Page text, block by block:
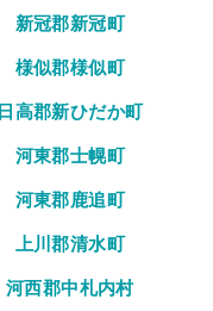
新冠郡新冠町
様似郡様似町
日高郡新ひだか町
河東郡士幌町
河東郡鹿追町
上川郡清水町
河西郡中札内村